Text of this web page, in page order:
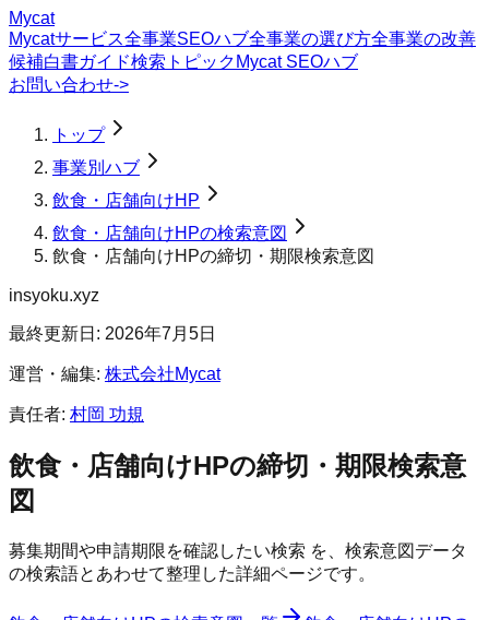
Mycat
Mycatサービス全事業SEOハブ全事業の選び方全事業の改善
候補白書ガイド検索トピック Mycat SEOハブ
お問い合わせ->
トップ
事業別ハブ
飲食・店舗向けHP
飲食・店舗向けHPの検索意図
飲食・店舗向けHPの締切・期限検索意図
insyoku.xyz
最終更新日: 2026年7月5日
運営・編集: 株式会社Mycat
責任者: 村岡 功規
飲食・店舗向けHPの締切・期限検索意
図
募集期間や申請期限を確認したい検索 を、検索意図データ
の検索語とあわせて整理した詳細ページです。